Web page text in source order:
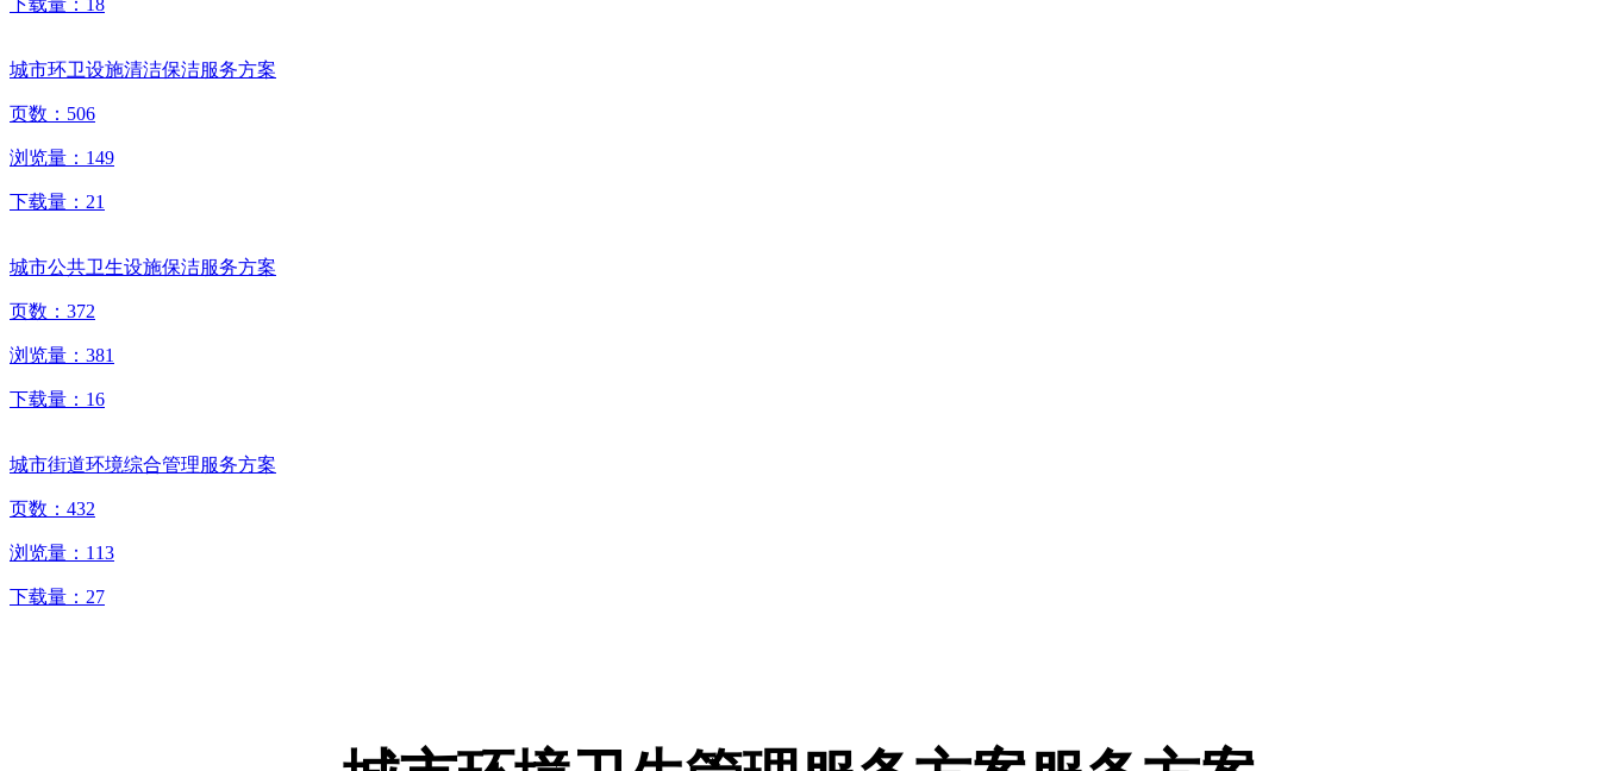
下载量： 18
城市环卫设施清洁保洁服务方案
页数： 506
浏览量： 149
下载量： 21
城市公共卫生设施保洁服务方案
页数： 372
浏览量： 381
下载量： 16
城市街道环境综合管理服务方案
页数： 432
浏览量： 113
下载量： 27